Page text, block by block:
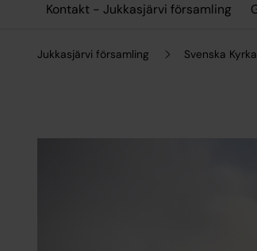
Kontakt - Jukkasjärvi församling
Jukkasjärvi församling Svenska